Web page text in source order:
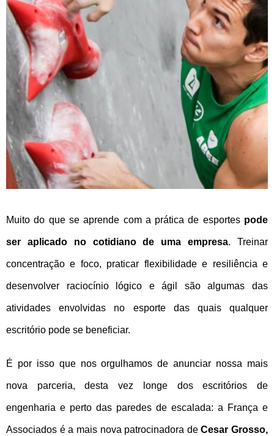
PROJETOS ESTRUTURAIS
NOVIDADES
NEWSLETTER
CONTATO
Muito do que se aprende com a prática de esportes pode
ser aplicado no cotidiano de uma empresa. Treinar
concentração e foco, praticar flexibilidade e resiliência e
desenvolver raciocínio lógico e ágil são algumas das
atividades envolvidas no esporte das quais qualquer
escritório pode se beneficiar.
É por isso que nos orgulhamos de anunciar nossa mais
nova parceria, desta vez longe dos escritórios de
engenharia e perto das paredes de escalada: a França e
Associados é a mais nova patrocinadora deCesar Grosso,